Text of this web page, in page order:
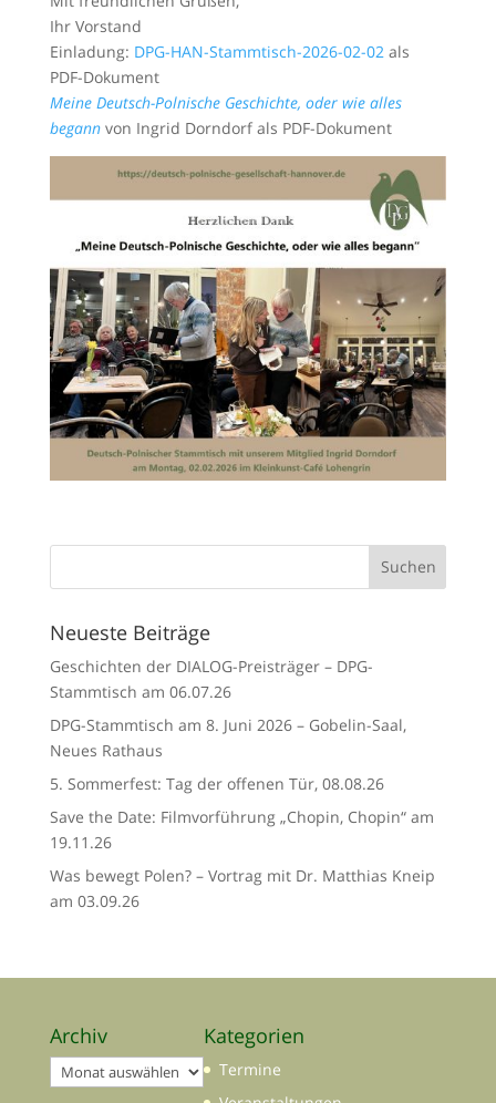
Ihr Vorstand
Einladung: DPG-HAN-Stammtisch-2026-02-02als
PDF-Dokument
Meine Deutsch-Polnische Geschichte, oder wie alles
begannvon Ingrid Dorndorf als PDF-Dokument
Neueste Beiträge
Geschichten der DIALOG-Preisträger – DPG-
Stammtisch am 06.07.26
DPG-Stammtisch am 8. Juni 2026 – Gobelin-Saal,
Neues Rathaus
5. Sommerfest: Tag der offenen Tür, 08.08.26
Save the Date: Filmvorführung „Chopin, Chopin“ am
19.11.26
Was bewegt Polen? – Vortrag mit Dr. Matthias Kneip
am 03.09.26
Archiv
Archiv
Kategorien
Termine